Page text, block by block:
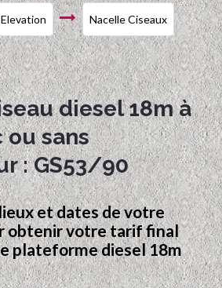
Elevation Nacelle Ciseaux
diesel 18m à
ou sans
: GS53/90
et dates de votre
obtenir votre tarif final
plateforme diesel 18m